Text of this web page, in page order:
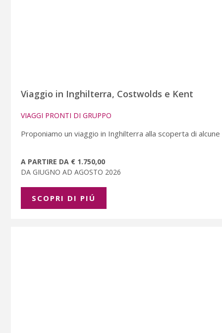
Viaggio in Inghilterra, Costwolds e Kent
VIAGGI PRONTI DI GRUPPO
Proponiamo un viaggio in Inghilterra alla scoperta di
A PARTIRE DA € 1.750,00
DA GIUGNO AD AGOSTO 2026
SCOPRI DI PIÚ